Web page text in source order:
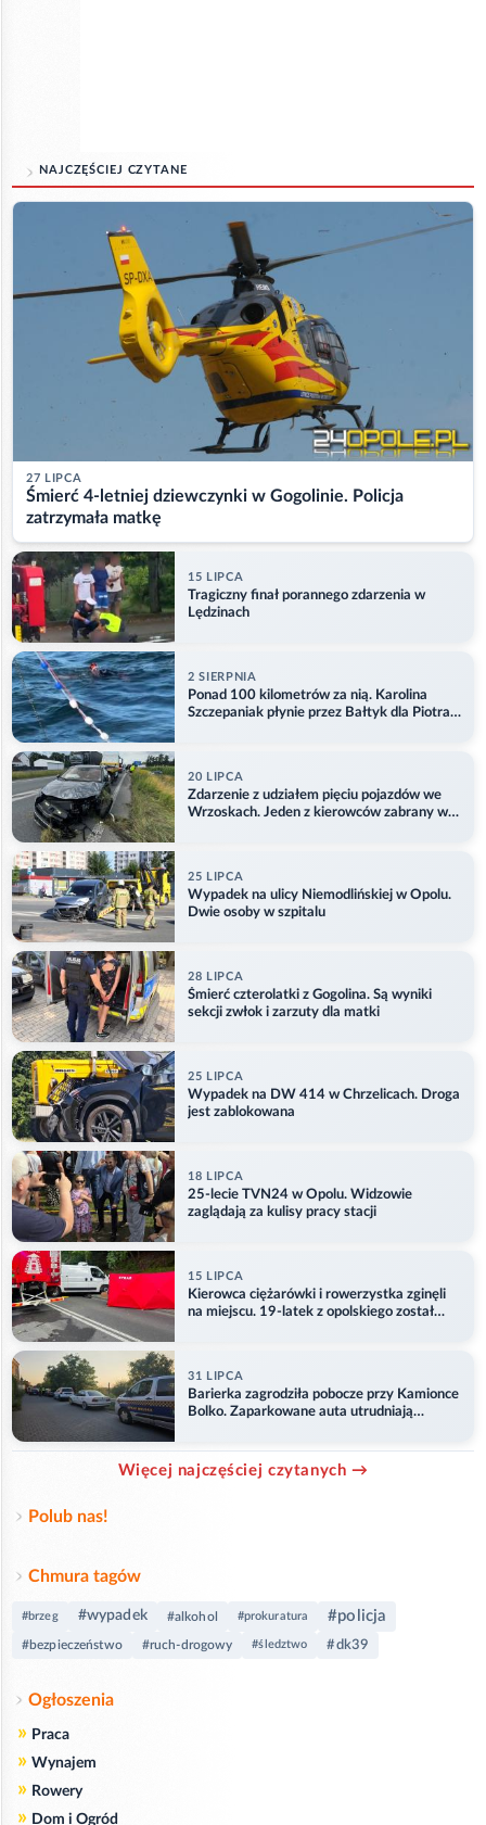
NAJCZĘŚCIEJ CZYTANE
27 LIPCA
Śmierć 4-letniej dziewczynki w Gogolinie. Policja
zatrzymała matkę
15 LIPCA
Tragiczny finał porannego zdarzenia w
Lędzinach
2 SIERPNIA
Ponad 100 kilometrów za nią. Karolina
Szczepaniak płynie przez Bałtyk dla Piotra.
20 LIPCA
Zdarzenie z udziałem pięciu pojazdów we
Wrzoskach. Jeden z kierowców zabrany w
25 LIPCA
Wypadek na ulicy Niemodlińskiej w Opolu.
Dwie osoby w szpitalu
28 LIPCA
Śmierć czterolatki z Gogolina. Są wyniki
sekcji zwłok i zarzuty dla matki
25 LIPCA
Wypadek na DW 414 w Chrzelicach. Droga
jest zablokowana
18 LIPCA
25-lecie TVN24 w Opolu. Widzowie
zaglądają za kulisy pracy stacji
15 LIPCA
Kierowca ciężarówki i rowerzystka zginęli
na miejscu. 19-latek z opolskiego został
31 LIPCA
Barierka zagrodziła pobocze przy Kamionce
Bolko. Zaparkowane auta utrudniają
Więcej najczęściej czytanych →
Polub nas!
Chmura tagów
#brzeg #wypadek #alkohol #prokuratura #policja
#bezpieczeństwo #ruch-drogowy #śledztwo #dk39
Ogłoszenia
» Praca
» Wynajem
» Rowery
» Dom i Ogród